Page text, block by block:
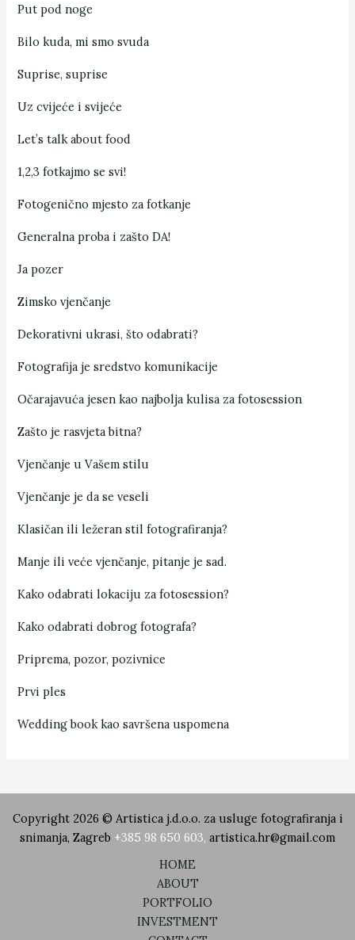
Put pod noge
Bilo kuda, mi smo svuda
Suprise, suprise
Uz cvijeće i svijeće
Let’s talk about food
1,2,3 fotkajmo se svi!
Fotogenično mjesto za fotkanje
Generalna proba i zašto DA!
Ja pozer
Zimsko vjenčanje
Dekorativni ukrasi, što odabrati?
Fotografija je sredstvo komunikacije
Očarajavuća jesen kao najbolja kulisa za fotosession
Zašto je rasvjeta bitna?
Vjenčanje u Vašem stilu
Vjenčanje je da se veseli
Klasičan ili ležeran stil fotografiranja?
Manje ili veće vjenčanje, pitanje je sad.
Kako odabrati lokaciju za fotosession?
Kako odabrati dobrog fotografa?
Priprema, pozor, pozivnice
Prvi ples
Wedding book kao savršena uspomena
Copyright 2026 © Artistica j.d.o.o. za usluge fotografiranja i
snimanja, Zagreb +385 98 650 603, artistica.hr@gmail.com
HOME
ABOUT
PORTFOLIO
INVESTMENT